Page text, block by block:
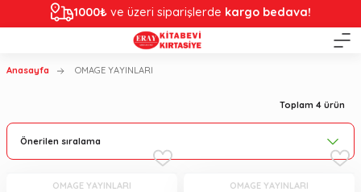
1000₺ ve üzeri siparişlerde kargo bedava!
Anasayfa OMAGE YAYINLARI
Toplam 4 ürün
OMAGE YAYINLARI
OMAGE YAYINLARI